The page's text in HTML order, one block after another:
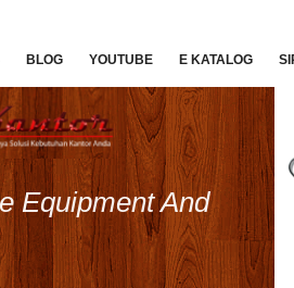
BLOG YOUTUBE E KATALOG
Equipment And